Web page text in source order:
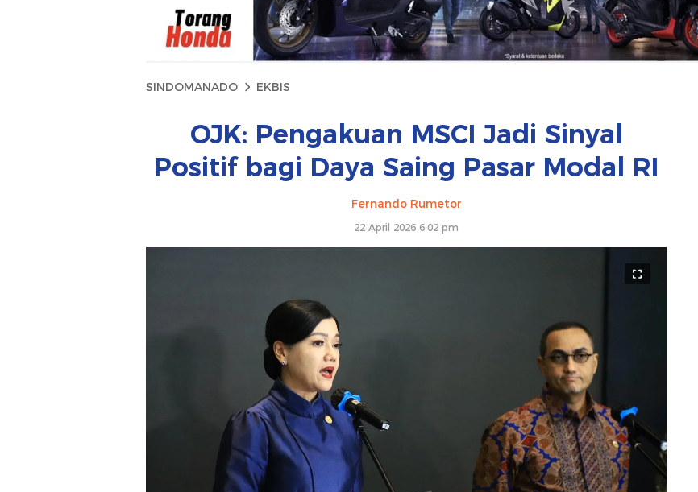
SINDOMANADO EKBIS
OJK: Pengakuan MSCI Jadi Sinyal
Positif bagi Daya Saing Pasar Modal RI
Fernando Rumetor
22 April 2026 6:02 pm